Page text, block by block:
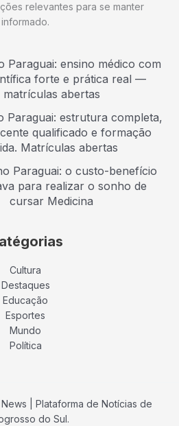
relevantes para se manter
informado.
Paraguai: ensino médico com
forte e prática real —
matrículas abertas
Paraguai: estrutura completa,
qualificado e formação
Matrículas abertas
Paraguai: o custo-benefício
para realizar o sonho de
cursar Medicina
Cultura
Destaques
Educação
Esportes
Mundo
Política
| Plataforma de Notícias de
do Sul.